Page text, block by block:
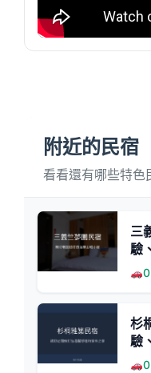
附近的民宿
看看還有哪些特
三
驗
杉
驗